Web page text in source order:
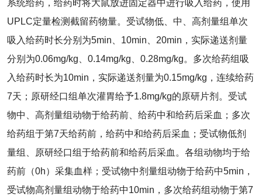
系统给药，给药时将大鼠放进固定器中进行吸入给药，使用
UPLC定量检测截留药物量。受试物低、中、高剂量组单次
吸入给药时长分别为5min、10min、20min，实际递送剂量
分别为0.06mg/kg、0.14mg/kg、0.28mg/kg。多次给药组吸
入给药时长为10min，实际递送剂量为0.15mg/kg，连续给药
7天；原研经口组单次灌胃给予1.8mg/kg的原研片剂。受试
物中、高剂量组动物于给药前、给药中和给药后采血；多次
给药组于第7天给药前，给药中和给药后采血；受试物低剂
量组、原研经口组于给药前和给药后采血。各组动物均于给
药前（0h）采集血样；受试物中剂量组动物于给药中5min，
受试物高剂量组动物于给药中10min，多次给药组动物于第7